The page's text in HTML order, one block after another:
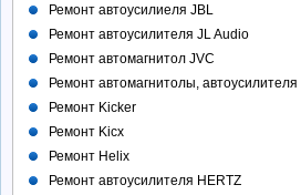
Ремонт автоусилиеля JBL
Ремонт автоусилителя JL Audio
Ремонт автомагнитол JVC
Ремонт автомагнитолы,
Ремонт Kicker
Ремонт Kicx
Ремонт Helix
Ремонт автоусилителя HERTZ